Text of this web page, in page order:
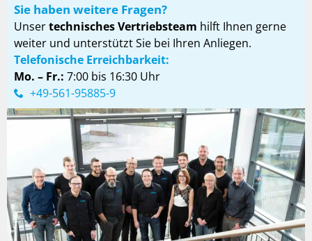
Sie haben weitere Fragen?
Unsertechnisches Vertriebsteam hilft Ihnen gerne
weiter und unterstützt Sie bei Ihren Anliegen.
Telefonische Erreichbarkeit:
Mo. – Fr.: 7:00 bis 16:30 Uhr
+49-561-95885-9